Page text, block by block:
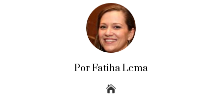
Por Fatiha Lema